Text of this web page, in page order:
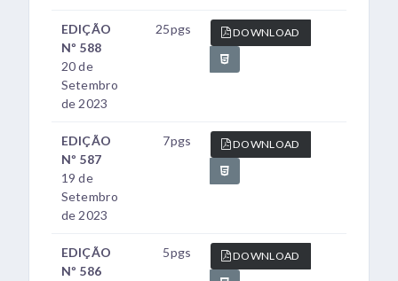
EDIÇÃO
Nº 588
20 de
Setembro
de 2023
25pgs DOWNLOAD
EDIÇÃO
Nº 587
19 de
Setembro
de 2023
7pgs DOWNLOAD
EDIÇÃO
Nº 586
5pgs DOWNLOAD